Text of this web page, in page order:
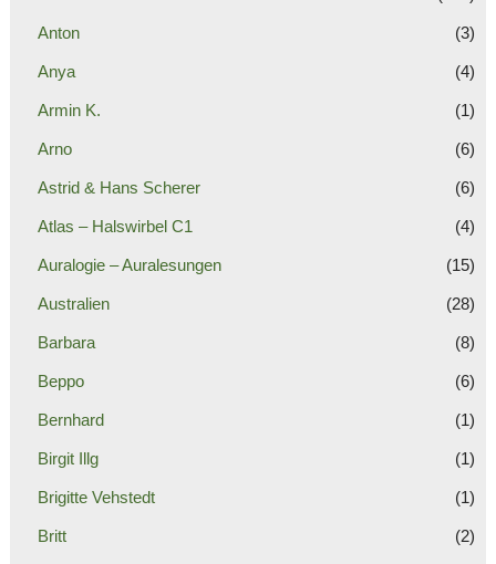
Anton (3)
Anya (4)
Armin K. (1)
Arno (6)
Astrid & Hans Scherer (6)
Atlas – Halswirbel C1 (4)
Auralogie – Auralesungen (15)
Australien (28)
Barbara (8)
Beppo (6)
Bernhard (1)
Birgit Illg (1)
Brigitte Vehstedt (1)
Britt (2)